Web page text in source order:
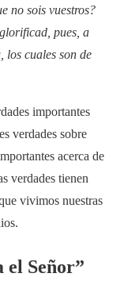
no sois vuestros?
pues, a
los cuales son de
importantes
verdades sobre
acerca de
verdades tienen
vivimos nuestras
el Señor”